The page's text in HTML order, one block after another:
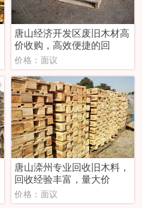
唐山经济开发区废旧木材高
价收购，高效便捷的回
价格：面议
唐山滦州专业回收旧木料，
回收经验丰富，量大价
价格：面议